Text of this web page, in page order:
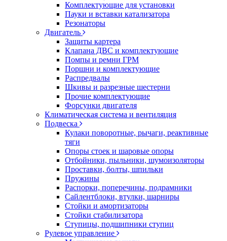
Комплектующие для установки
Пауки и вставки катализатора
Резонаторы
Двигатель
Защиты картера
Клапана ДВС и комплектующие
Помпы и ремни ГРМ
Поршни и комплектующие
Распредвалы
Шкивы и разрезные шестерни
Прочие комплектующие
Форсунки двигателя
Климатическая система и вентиляция
Подвеска
Кулаки поворотные, рычаги, реактивные
тяги
Опоры стоек и шаровые опоры
Отбойники, пыльники, шумоизоляторы
Проставки, болты, шпильки
Пружины
Распорки, поперечины, подрамники
Сайлентблоки, втулки, шарниры
Стойки и амортизаторы
Стойки стабилизатора
Ступицы, подшипники ступиц
Рулевое управление